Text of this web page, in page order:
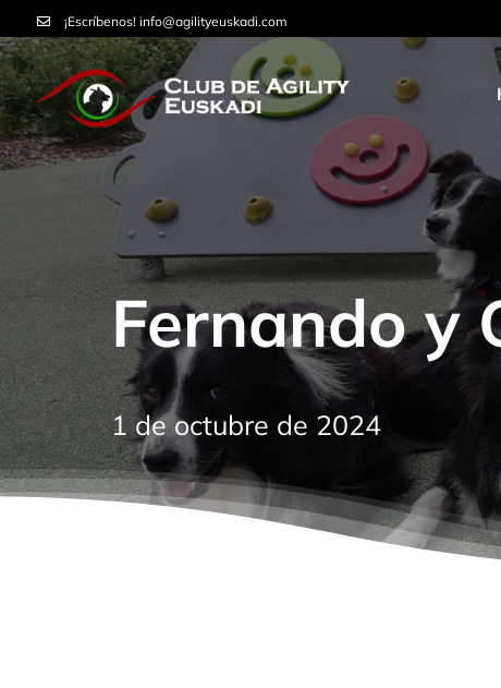
Saltar
al
contenido
¡Escríbenos! info@agilityeuskadi.com
Fernando y
1 de octubre de 2024